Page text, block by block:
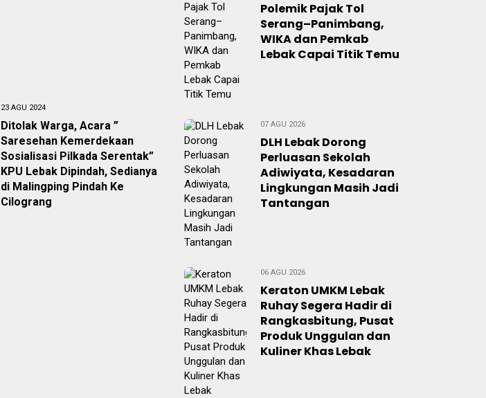
23 AGU 2024
Ditolak Warga, Acara ”
Saresehan Kemerdekaan
Sosialisasi Pilkada Serentak”
KPU Lebak Dipindah, Sedianya
di Malingping Pindah Ke
Cilograng
Polemik Pajak Tol
Serang–Panimbang,
WIKA dan Pemkab
Lebak Capai Titik Temu
07 AGU 2026
DLH Lebak Dorong
Perluasan Sekolah
Adiwiyata, Kesadaran
Lingkungan Masih Jadi
Tantangan
06 AGU 2026
Keraton UMKM Lebak
Ruhay Segera Hadir di
Rangkasbitung, Pusat
Produk Unggulan dan
Kuliner Khas Lebak